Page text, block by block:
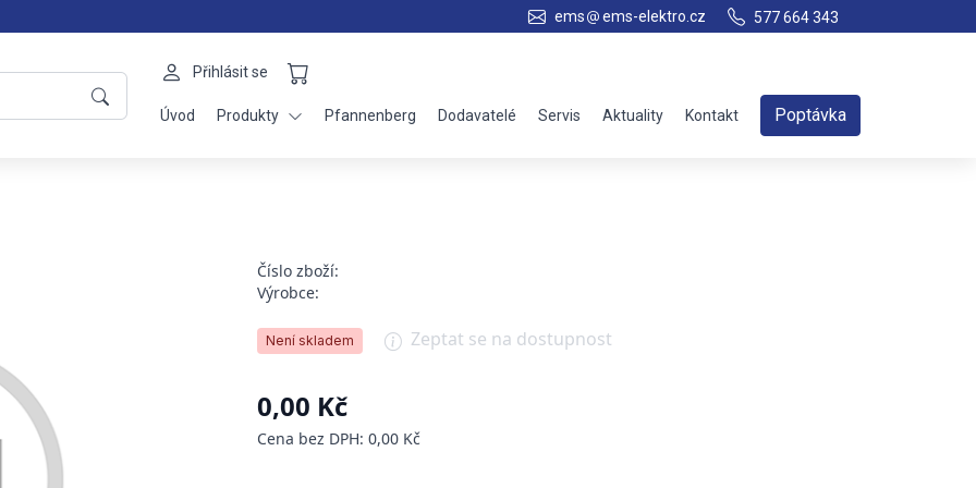
ems ems-elektro.cz 577 664 343
Přihlásit se
Úvod Produkty Pfannenberg Dodavatelé Servis Aktuality Kontakt Poptávka
Číslo zboží:
Výrobce:
Není skladem Zeptat se na dostupnost
0,00 Kč
Cena bez DPH: 0,00 Kč